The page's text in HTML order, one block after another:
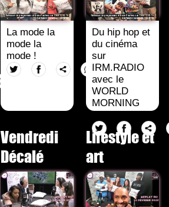
La mode la
mode la
mode !
Du hip hop et
du cinéma
sur
IRM.RADIO
avec le
WORLD
MORNING
Vendredi
Décalé
Lifestyle et
art